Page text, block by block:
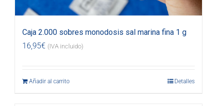
Caja 2.000 sobres monodosis sal marina fina 1 g
16,95€ (IVA incluido)
Añadir al carrito Detalles